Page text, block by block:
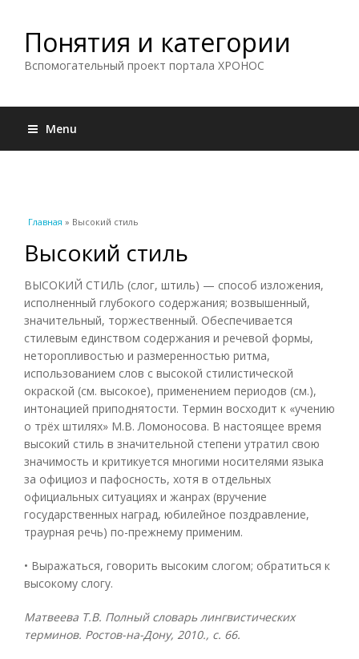
Понятия и категории
Вспомогательный проект портала ХРОНОС
Menu
Вы здесь
Главная » Высокий стиль
Высокий стиль
ВЫСОКИЙ СТИЛЬ (слог, штиль) — способ изложения,
исполненный глубокого содержания; возвышенный,
значительный, торжественный. Обеспечивается
стилевым единством содержания и речевой формы,
неторопливостью и размеренностью ритма,
использованием слов с высокой стилистической
окраской (см. высокое), применением периодов (см.),
интонацией приподнятости. Термин восходит к «учению
о трёх штилях» М.В. Ломоносова. В настоящее время
высокий стиль в значительной степени утратил свою
значимость и критикуется многими носителями языка
за официоз и пафосность, хотя в отдельных
официальных ситуациях и жанрах (вручение
государственных наград, юбилейное поздравление,
траурная речь) по-прежнему применим.
• Выражаться, говорить высоким слогом; обратиться к
высокому слогу.
Матвеева Т.В. Полный словарь лингвистических
терминов. Ростов-на-Дону, 2010., с. 66.